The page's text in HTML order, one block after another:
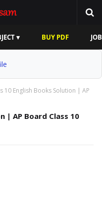
▾ BUY PDF
10 English Books Solution | AP
| AP Board Class 10